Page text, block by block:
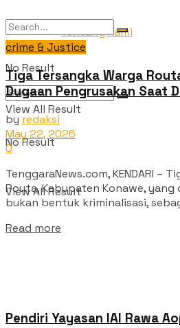
Tentang Kami
No Result
View All Result
No Result
View All Result
crime & Justice
Tiga Tersangka Warga
Dugaan Pengrusakan Saat
by redaksi
May 22, 2026
0
TenggaraNews.com, KENDARI –
Routa, Kabupaten Konawe,
bukan bentuk kriminalisasi,
Read more
Pendiri Yayasan IAI Rawa